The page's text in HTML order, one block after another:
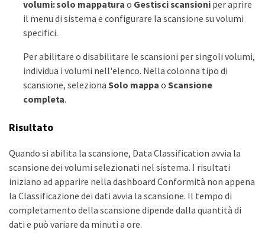
volumi: solo mappatura o Gestisci scansioniper aprire
il menu di sistema e configurare la scansione su volumi
specifici.
Per abilitare o disabilitare le scansioni per singoli volumi,
individua i volumi nell'elenco. Nella colonna tipo di
scansione, seleziona Solo mappa oScansione
completa.
Risultato
Quando si abilita la scansione, Data Classification avvia la
scansione dei volumi selezionati nel sistema. I risultati
iniziano ad apparire nella dashboard Conformità non appena
la Classificazione dei dati avvia la scansione. Il tempo di
completamento della scansione dipende dalla quantità di
dati e può variare da minuti a ore.